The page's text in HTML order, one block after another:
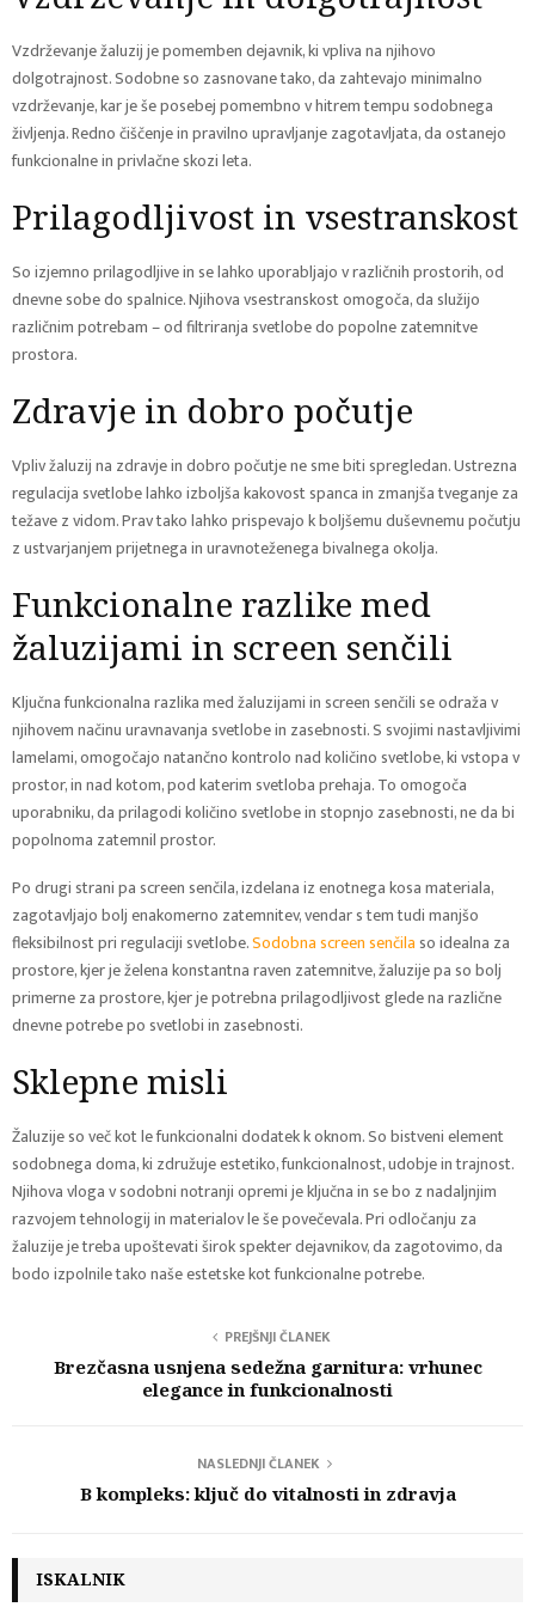
Vzdrževanje žaluzij je pomemben dejavnik, ki vpliva na njihovo
dolgotrajnost. Sodobne so zasnovane tako, da zahtevajo minimalno
vzdrževanje, kar je še posebej pomembno v hitrem tempu sodobnega
življenja. Redno čiščenje in pravilno upravljanje zagotavljata, da ostanejo
funkcionalne in privlačne skozi leta.
Prilagodljivost in vsestranskost
So izjemno prilagodljive in se lahko uporabljajo v različnih prostorih, od
dnevne sobe do spalnice. Njihova vsestranskost omogoča, da služijo
različnim potrebam – od filtriranja svetlobe do popolne zatemnitve
prostora.
Zdravje in dobro počutje
Vpliv žaluzij na zdravje in dobro počutje ne sme biti spregledan. Ustrezna
regulacija svetlobe lahko izboljša kakovost spanca in zmanjša tveganje za
težave z vidom. Prav tako lahko prispevajo k boljšemu duševnemu počutju
z ustvarjanjem prijetnega in uravnoteženega bivalnega okolja.
Funkcionalne razlike med
žaluzijami in screen senčili
Ključna funkcionalna razlika med žaluzijami in screen senčili se odraža v
njihovem načinu uravnavanja svetlobe in zasebnosti. S svojimi nastavljivimi
lamelami, omogočajo natančno kontrolo nad količino svetlobe, ki vstopa v
prostor, in nad kotom, pod katerim svetloba prehaja. To omogoča
uporabniku, da prilagodi količino svetlobe in stopnjo zasebnosti, ne da bi
popolnoma zatemnil prostor.
Po drugi strani pa screen senčila, izdelana iz enotnega kosa materiala,
zagotavljajo bolj enakomerno zatemnitev, vendar s tem tudi manjšo
fleksibilnost pri regulaciji svetlobe.Sodobna screen senčila so idealna za
prostore, kjer je želena konstantna raven zatemnitve, žaluzije pa so bolj
primerne za prostore, kjer je potrebna prilagodljivost glede na različne
dnevne potrebe po svetlobi in zasebnosti.
Sklepne misli
Žaluzije so več kot le funkcionalni dodatek k oknom. So bistveni element
sodobnega doma, ki združuje estetiko, funkcionalnost, udobje in trajnost.
Njihova vloga v sodobni notranji opremi je ključna in se bo z nadaljnjim
razvojem tehnologij in materialov le še povečevala. Pri odločanju za
žaluzije je treba upoštevati širok spekter dejavnikov, da zagotovimo, da
bodo izpolnile tako naše estetske kot funkcionalne potrebe.
PREJŠNJI ČLANEK
Brezčasna usnjena sedežna garnitura: vrhunec
elegance in funkcionalnosti
NASLEDNJI ČLANEK
B kompleks: ključ do vitalnosti in zdravja
ISKALNIK